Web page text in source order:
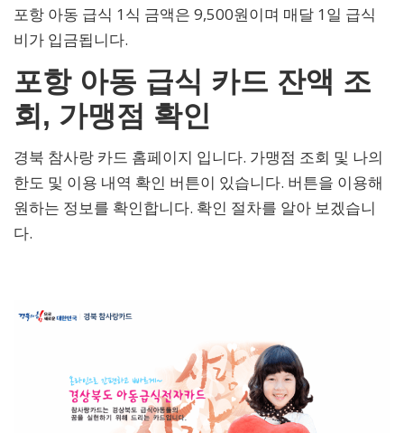
포항 아동 급식 1식 금액은 9,500원이며 매달 1일 급식
비가 입금됩니다.
포항 아동 급식 카드 잔액 조
회, 가맹점 확인
경북 참사랑 카드 홈페이지 입니다. 가맹점 조회 및 나의
한도 및 이용 내역 확인 버튼이 있습니다. 버튼을 이용해
원하는 정보를 확인합니다. 확인 절차를 알아 보겠습니
다.